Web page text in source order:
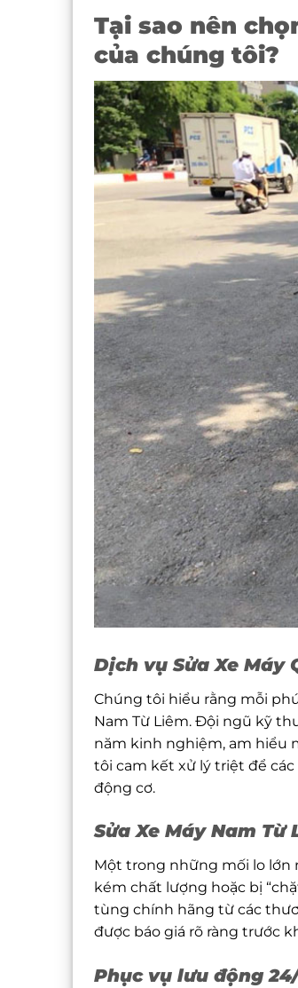
Tại sao nên
của chúng tôi?
Dịch vụ Sửa Xe Máy
Chúng tôi hiểu rằng mỗi
Nam Từ Liêm. Đội ngũ kỹ
năm kinh nghiệm, am hiểu
tôi cam kết xử lý triệt để
động cơ.
Sửa Xe Máy Nam
Một trong những mối lo lớn
kém chất lượng hoặc bị
tùng chính hãng từ các
được báo giá rõ ràng trước
Phục vụ lưu động